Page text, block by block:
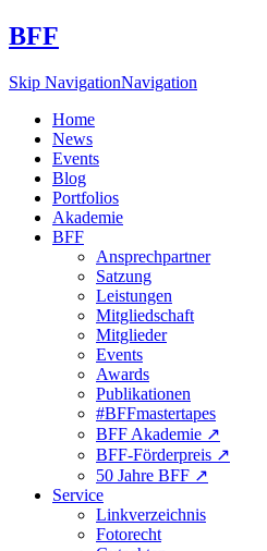
BFF
Skip NavigationNavigation
Home
News
Events
Blog
Portfolios
Akademie
BFF
Ansprechpartner
Satzung
Leistungen
Mitgliedschaft
Mitglieder
Events
Awards
Publikationen
#BFFmastertapes
BFF Akademie ↗︎
BFF-Förderpreis ↗︎
50 Jahre BFF ↗︎
Service
Linkverzeichnis
Fotorecht